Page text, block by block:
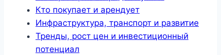
Кто покупает и арендует
Инфраструктура, транспорт и развитие
Тренды, рост цен и инвестиционный
потенциал